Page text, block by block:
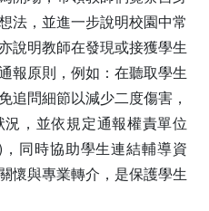
法，並進一步說明校園中常
說明教師在發現或接獲學生
報原則，例如：在聽取學生
追問細節以減少二度傷害，
，並依規定通報權責單位
同時協助學生連結輔導資
懷與專業轉介，是保護學生